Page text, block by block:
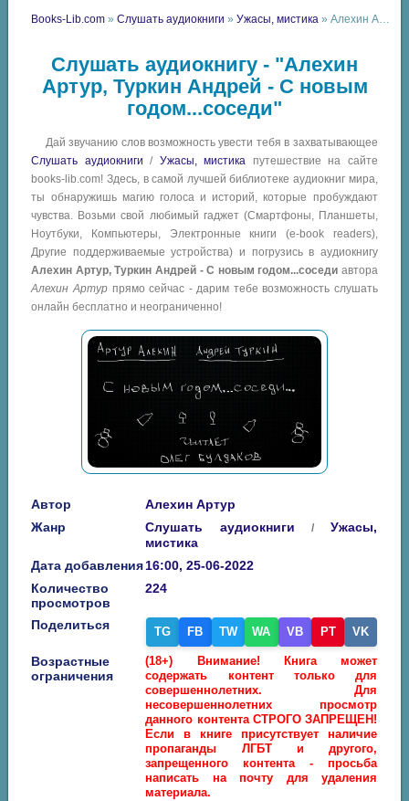
Books-Lib.com »Слушать аудиокниги »Ужасы, мистика » Алехин Артур, Туркин Андрей - С новым годом...соседи
Слушать аудиокнигу - "Алехин
Артур, Туркин Андрей - С новым
годом...соседи"
Дай звучанию слов возможность увести тебя в захватывающее
Слушать аудиокниги / Ужасы, мистика путешествие на сайте
books-lib.com! Здесь, в самой лучшей библиотеке аудиокниг мира,
ты обнаружишь магию голоса и историй, которые пробуждают
чувства. Возьми свой любимый гаджет (Смартфоны, Планшеты,
Ноутбуки, Компьютеры, Электронные книги (e-book readers),
Другие поддерживаемые устройства) и погрузись в аудиокнигу
Алехин Артур, Туркин Андрей - С новым годом...соседи автора
Алехин Артур прямо сейчас - дарим тебе возможность слушать
онлайн бесплатно и неограниченно!
Автор
Алехин Артур
Жанр
Слушать аудиокниги /Ужасы,
мистика
Дата добавления16:00, 25-06-2022
Количество
просмотров
224
Поделиться TG FB TW WA VB PT VK
Возрастные
ограничения
(18+) Внимание! Книга может
содержать контент только для
совершеннолетних. Для
несовершеннолетних просмотр
данного контента СТРОГО ЗАПРЕЩЕН!
Если в книге присутствует наличие
пропаганды ЛГБТ и другого,
запрещенного контента - просьба
написать на почту для удаления
материала.